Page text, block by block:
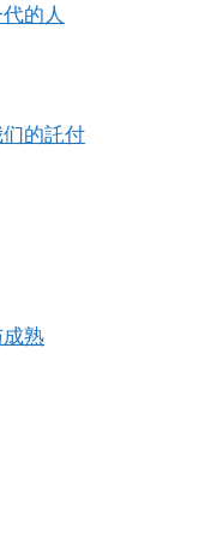
的人
的託付
熟